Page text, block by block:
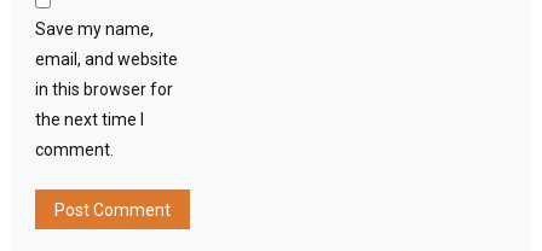
Save my name,
email, and website
in this browser for
the next time I
comment.